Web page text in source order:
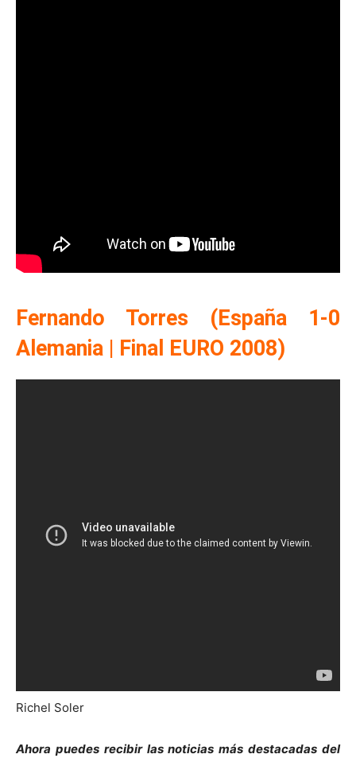
Fernando Torres (España 1-0
Alemania | Final EURO 2008)
Richel Soler
Ahora puedes recibir las noticias más destacadas del